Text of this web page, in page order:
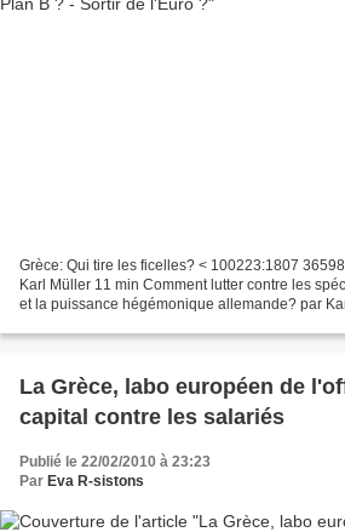
Grèce: Qui tire les ficelles? < 100223:1807
Karl Müller 11 min Comment lutter contre les
et la puissance hégémonique allemande? par
La Grèce, labo européen de
capital contre les salariés
Publié le 22/02/2010 à 23:23
Par Eva R-sistons